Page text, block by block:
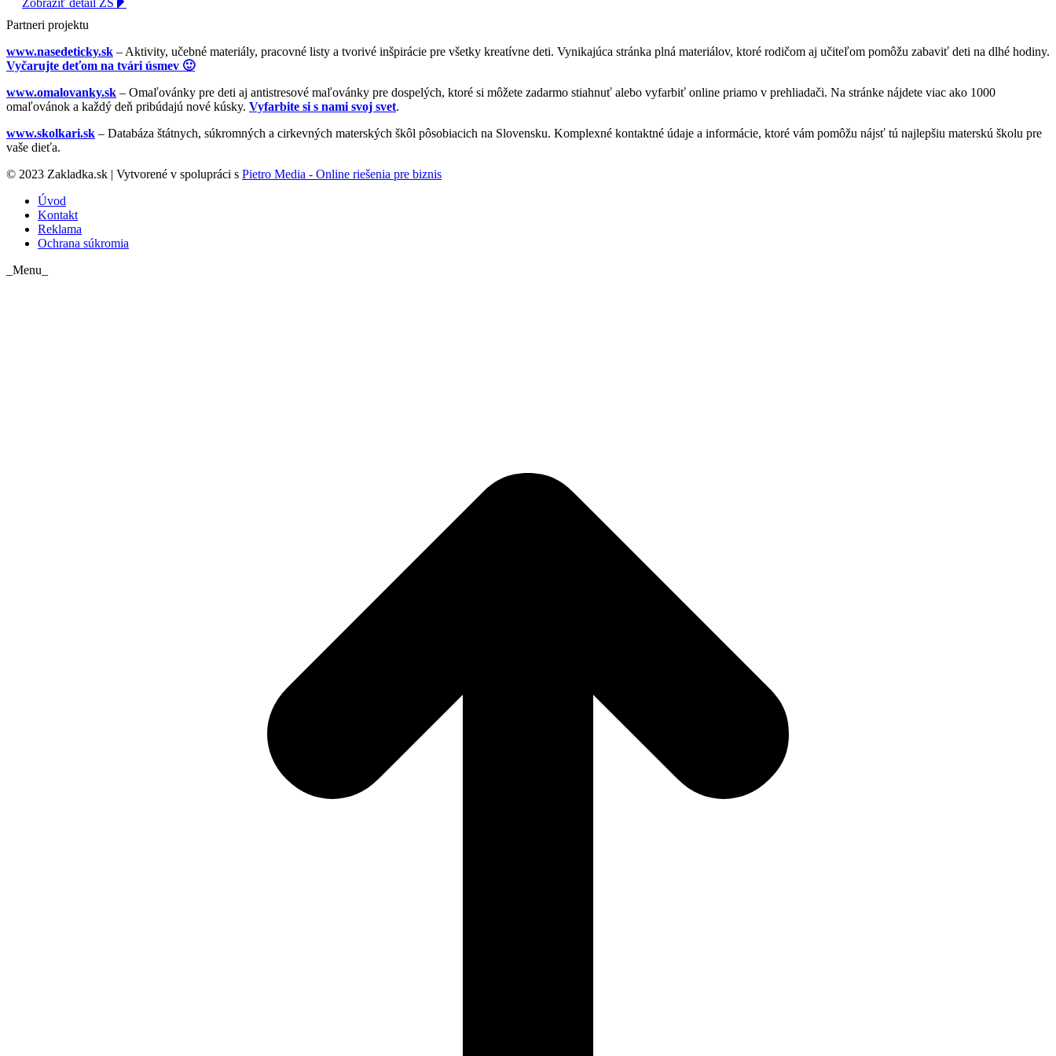
Zobraziť detail ZŠ
Partneri projektu
www.nasedeticky.sk – Aktivity, učebné materiály, pracovné listy a tvorivé inšpirácie pre všetky kreatívne deti. Vynikajúca stránka plná materiálov, ktoré rodičom aj učiteľom pomôžu zabaviť deti na dlhé hodiny.
Vyčarujte deťom na tvári úsmev 🙂
www.omalovanky.sk – Omaľovánky pre deti aj antistresové maľovánky pre dospelých, ktoré si môžete zadarmo stiahnuť alebo vyfarbiť online priamo v prehliadači. Na stránke nájdete viac ako 1000
omaľovánok a každý deň pribúdajú nové kúsky. Vyfarbite si s nami svoj svet.
www.skolkari.sk – Databáza štátnych, súkromných a cirkevných materských škôl pôsobiacich na Slovensku. Komplexné kontaktné údaje a informácie, ktoré vám pomôžu nájsť tú najlepšiu materskú školu pre
vaše dieťa.
© 2023 Zakladka.sk | Vytvorené v spolupráci s Pietro Media - Online riešenia pre biznis
Úvod
Kontakt
Reklama
Ochrana súkromia
_Menu_